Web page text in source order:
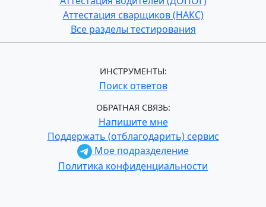
Аттестация сварщиков (НАКС)
Все разделы тестирования
ИНСТРУМЕНТЫ:
Поиск ответов
ОБРАТНАЯ СВЯЗЬ:
Напишите мне
Поддержать (отблагодарить) сервис
Мое подразделение
Политика конфиденциальности